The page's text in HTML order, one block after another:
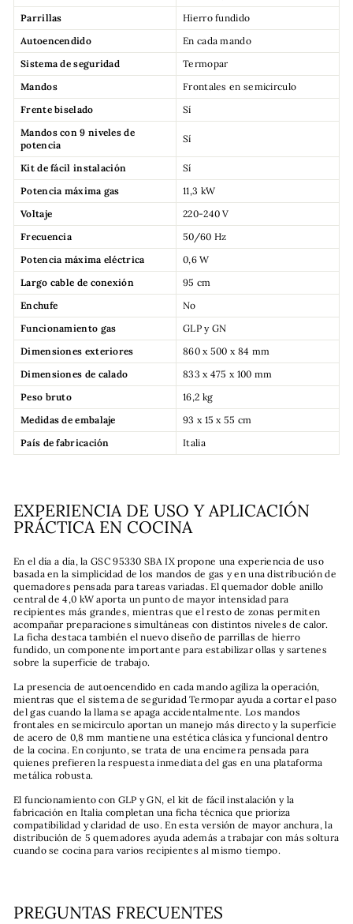
Parrillas
Hierro fundido
Autoencendido
En cada mando
Sistema de seguridad
Termopar
Mandos
Frontales en semicirculo
Frente biselado
Sí
Mandos con 9 niveles de
potencia
Sí
Kit de fácil instalación
Sí
Potencia máxima gas
11,3 kW
Voltaje
220-240 V
Frecuencia
50/60 Hz
Potencia máxima eléctrica
0,6 W
Largo cable de conexión
95 cm
Enchufe
No
Funcionamiento gas
GLP y GN
Dimensiones exteriores
860 x 500 x 84 mm
Dimensiones de calado
833 x 475 x 100 mm
Peso bruto
16,2 kg
Medidas de embalaje
93 x 15 x 55 cm
País de fabricación
Italia
EXPERIENCIA DE USO Y APLICACIÓN
PRÁCTICA EN COCINA
En el día a día, la GSC 95330 SBA IX propone una experiencia de uso
basada en la simplicidad de los mandos de gas y en una distribución de
quemadores pensada para tareas variadas. El quemador doble anillo
central de 4,0 kW aporta un punto de mayor intensidad para
recipientes más grandes, mientras que el resto de zonas permiten
acompañar preparaciones simultáneas con distintos niveles de calor.
La ficha destaca también el nuevo diseño de parrillas de hierro
fundido, un componente importante para estabilizar ollas y sartenes
sobre la superficie de trabajo.
La presencia de autoencendido en cada mando agiliza la operación,
mientras que el sistema de seguridad Termopar ayuda a cortar el paso
del gas cuando la llama se apaga accidentalmente. Los mandos
frontales en semicirculo aportan un manejo más directo y la superficie
de acero de 0,8 mm mantiene una estética clásica y funcional dentro
de la cocina. En conjunto, se trata de una encimera pensada para
quienes prefieren la respuesta inmediata del gas en una plataforma
metálica robusta.
El funcionamiento con GLP y GN, el kit de fácil instalación y la
fabricación en Italia completan una ficha técnica que prioriza
compatibilidad y claridad de uso. En esta versión de mayor anchura, la
distribución de 5 quemadores ayuda además a trabajar con más soltura
cuando se cocina para varios recipientes al mismo tiempo.
PREGUNTAS FRECUENTES